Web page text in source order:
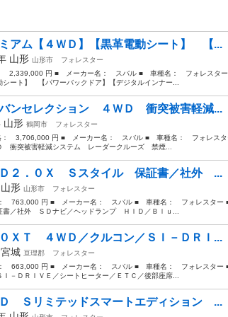
アム【４ＷＤ】【黒革電動シート】 【...
山形 山形市
フォレスター
2,339,000 円 ■ メーカー名： スバル ■ 車種名： フォレスタ
ート】 【パワーバックドア】【デジタルインナー...
ンセレクション ４ＷＤ 衝突被害軽減...
山形 鶴岡市
フォレスター
： 3,706,000 円 ■ メーカー名： スバル ■ 車種名： フォレス
衝突被害軽減システム レーダークルーズ 禁煙...
Ｄ２．０Ｘ Ｓスタイル 保証書／社外 ...
山形 山形市
フォレスター
763,000 円 ■ メーカー名： スバル ■ 車種名： フォレスター
／社外 ＳＤナビ／ヘッドランプ ＨＩＤ／Ｂｌｕ...
ＸＴ ４ＷＤ／クルコン／ＳＩ－ＤＲＩ...
宮城 亘理郡
フォレスター
663,000 円 ■ メーカー名： スバル ■ 車種名： フォレスター
ＤＲＩＶＥ／シートヒーター／ＥＴＣ／後部座席...
Ｓリミテッドスマートエディション ...